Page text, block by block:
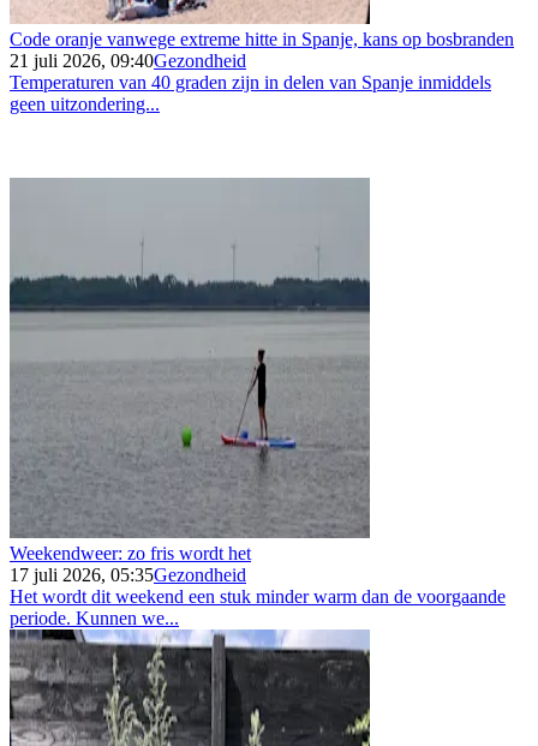
Code oranje vanwege extreme hitte in Spanje, kans op bosbranden
21 juli 2026, 09:40Gezondheid
Temperaturen van 40 graden zijn in delen van Spanje inmiddels
geen uitzondering...
Weekendweer: zo fris wordt het
17 juli 2026, 05:35Gezondheid
Het wordt dit weekend een stuk minder warm dan de voorgaande
periode. Kunnen we...